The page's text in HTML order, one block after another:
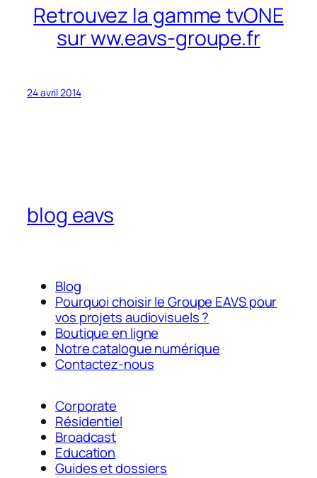
Retrouvez la gamme tvONE
sur ww.eavs-groupe.fr
24 avril 2014
blog eavs
Blog
Pourquoi choisir le Groupe EAVS pour
vos projets audiovisuels ?
Boutique en ligne
Notre catalogue numérique
Contactez-nous
Corporate
Résidentiel
Broadcast
Education
Guides et dossiers